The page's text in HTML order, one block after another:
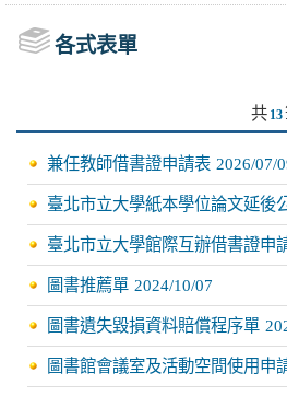
各式表單
共 13
兼任教師借書證申請表 2026/07/
臺北市立大學紙本學位論文延後
臺北市立大學館際互辦借書證申
圖書推薦單 2024/10/07
圖書遺失毀損資料賠償程序單
圖書館會議室及活動空間使用申